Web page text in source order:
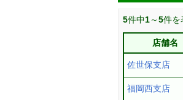
5件中1～5件を
店舗名
佐世保支店
福岡西支店